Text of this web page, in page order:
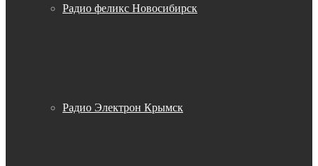
Радио феликс Новосибирск
Радио Электрон Крымск